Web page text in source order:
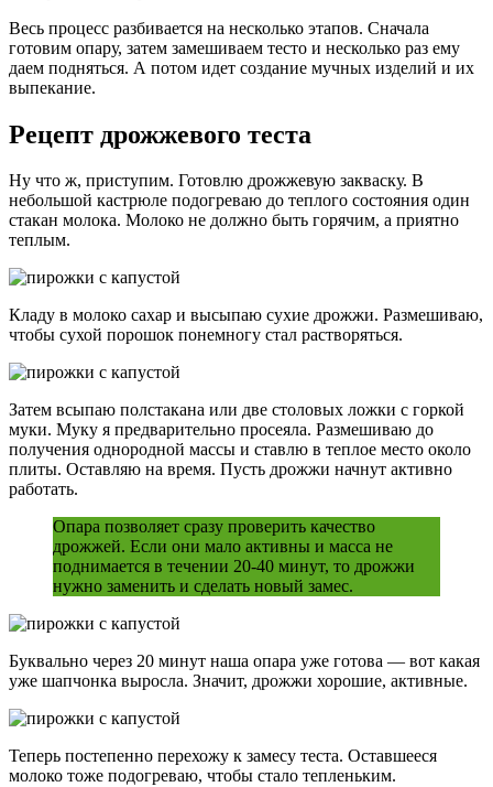
Весь процесс разбивается на несколько этапов. Сначала
готовим опару, затем замешиваем тесто и несколько раз ему
даем подняться. А потом идет создание мучных изделий и их
выпекание.
Рецепт дрожжевого теста
Ну что ж, приступим. Готовлю дрожжевую закваску. В
небольшой кастрюле подогреваю до теплого состояния один
стакан молока. Молоко не должно быть горячим, а приятно
теплым.
Кладу в молоко сахар и высыпаю сухие дрожжи. Размешиваю,
чтобы сухой порошок понемногу стал растворяться.
Затем всыпаю полстакана или две столовых ложки с горкой
муки. Муку я предварительно просеяла. Размешиваю до
получения однородной массы и ставлю в теплое место около
плиты. Оставляю на время. Пусть дрожжи начнут активно
работать.
Опара позволяет сразу проверить качество
дрожжей. Если они мало активны и масса не
поднимается в течении 20-40 минут, то дрожжи
нужно заменить и сделать новый замес.
Буквально через 20 минут наша опара уже готова — вот какая
уже шапчонка выросла. Значит, дрожжи хорошие, активные.
Теперь постепенно перехожу к замесу теста. Оставшееся
молоко тоже подогреваю, чтобы стало тепленьким.